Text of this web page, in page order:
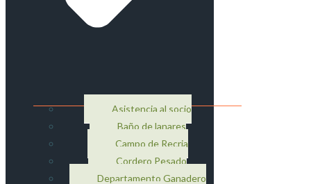
Asistencia al socio
Baño de lanares
Campo de Recria
Cordero Pesado
Departamento Ganadero